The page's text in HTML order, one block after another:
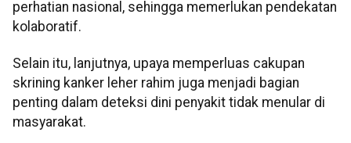
perhatian nasional, sehingga memerlukan pendekatan
kolaboratif.
Selain itu, lanjutnya, upaya memperluas cakupan
skrining kanker leher rahim juga menjadi bagian
penting dalam deteksi dini penyakit tidak menular di
masyarakat.